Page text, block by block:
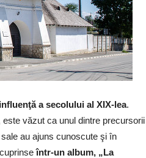
a secolului al XIX-lea.
văzut ca unul dintre precursorii
au ajuns cunoscute şi în
într-un album, „La